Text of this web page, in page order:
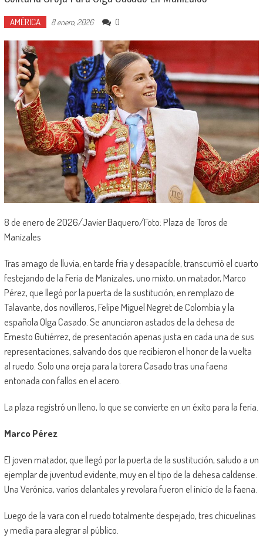
AMÉRICA 8 enero, 2026 0
8 de enero de 2026/Javier Baquero/Foto: Plaza de Toros de
Manizales
Tras amago de lluvia, en tarde fría y desapacible, transcurrió el cuarto
festejando de la Feria de Manizales, uno mixto, un matador, Marco
Pérez, que llegó por la puerta de la sustitución, en remplazo de
Talavante, dos novilleros, Felipe Miguel Negret de Colombia y la
española Olga Casado. Se anunciaron astados de la dehesa de
Ernesto Gutiérrez, de presentación apenas justa en cada una de sus
representaciones, salvando dos que recibieron el honor de la vuelta
al ruedo. Solo una oreja para la torera Casado tras una faena
entonada con fallos en el acero.
La plaza registró un lleno, lo que se convierte en un éxito para la feria.
Marco Pérez
El joven matador, que llegó por la puerta de la sustitución, saludo a un
ejemplar de juventud evidente, muy en el tipo de la dehesa caldense.
Una Verónica, varios delantales y revolara fueron el inicio de la faena.
Luego de la vara con el ruedo totalmente despejado, tres chicuelinas
y media para alegrar al público.